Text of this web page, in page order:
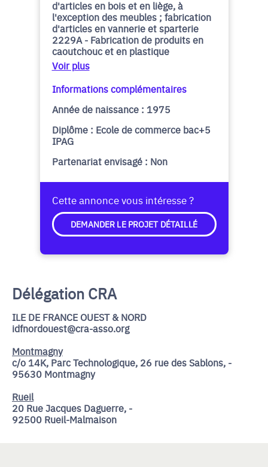
d'articles en bois et en liège, à
l'exception des meubles ; fabrication
d'articles en vannerie et sparterie
2229A - Fabrication de produits en
caoutchouc et en plastique
Voir plus
Informations complémentaires
Année de naissance : 1975
Diplôme : Ecole de commerce bac+5
IPAG
Partenariat envisagé : Non
Cette annonce vous intéresse ?
DEMANDER LE PROJET DÉTAILLÉ
Délégation CRA
ILE DE FRANCE OUEST & NORD
idfnordouest@cra-asso.org
Montmagny
c/o 14K, Parc Technologique, 26 rue des Sablons, -
95630 Montmagny
Rueil
20 Rue Jacques Daguerre, -
92500 Rueil-Malmaison